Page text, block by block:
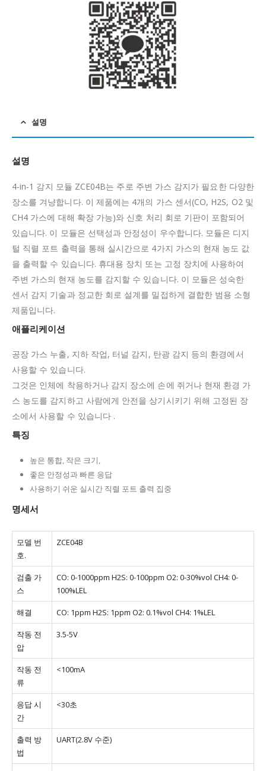
설명
설명
4-in-1 감지 모듈 ZCE04B는 주로 주변 가스 감지가 필요한 다양한
장소를 겨냥합니다. 이 제품에는 4개의 가스 센서(CO, H2S, O2 및
CH4 가스에 대해 확장 가능)와 신호 처리 회로 기판이 포함되어
있습니다. 이 모듈은 선택성과 안정성이 우수합니다. 모듈은 디지
털 직렬 포트 출력을 통해 실시간으로 4가지 가스의 현재 농도 값
을 출력할 수 있습니다. 휴대용 장치 또는 고정 장치에 사용하여
주변 가스의 현재 농도를 감지할 수 있습니다. 이 모듈은 성숙한
센서 감지 기술과 정교한 회로 설계를 밀접하게 결합한 범용 소형
제품입니다.
애플리케이션
공장 가스 누출, 지하 작업, 터널 감지, 탄광 감지 등의 환경에서
사용할 수 있습니다.
그것은 인체에 착용하거나 감지 장소에 손에 쥐거나 현재 환경 가
스 농도를 감지하고 사람에게 안전을 상기시키기 위해 고정된 장
소에서 사용할 수 있습니다 .
특징
높은 통합, 작은 크기,
좋은 안정성과 빠른 응답
사용하기 쉬운 실시간 직렬 포트 출력 집중
명세서
모델 번
호.
ZCE04B
검출 가
스
CO: 0-1000ppm H2S: 0-100ppm O2: 0-30%vol CH4: 0-
100%LEL
해결 CO: 1ppm H2S: 1ppm O2: 0.1%vol CH4: 1%LEL
작동 전
압
3.5-5V
작동 전
류
<100mA
응답 시
간
<30초
출력 방
법
UART(2.8V 수준)